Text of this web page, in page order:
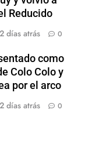
Reducido
2 días atrás 0
como
Colo Colo y
por el arco
2 días atrás 0